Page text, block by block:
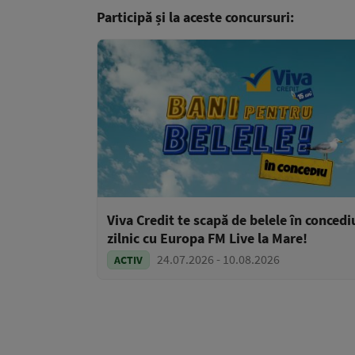
Participă și la aceste concursuri:
Viva Credit te scapă de belele în
zilnic cu Europa FM Live la Mare!
ACTIV 24.07.2026 - 10.08.2026